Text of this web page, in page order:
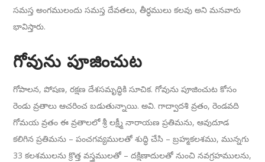
సమస్త అంగములందు సమస్త దేవతలు, తీర్ధములు కలవు అని మనవారు
భావిస్తారు.
గోవును పూజించుట
గోపాలన, పోషణ, రక్షణ దేశసమృద్ధికి సూచిక. గోవును పూజించుట కోసం
రెండు వ్రతాలు ఆచరించ బడుతున్నాయి. అవి. గాద్వాదశి వ్రతం, రెండవది
గోమయ వ్రతం ఈ వ్రతాలలో శ్రీ లక్ష్మీ నారాయణ ప్రతిమను, ఆవుదూడ
కలిగిన ప్రతిమను – పంచగవ్యములతో శుద్ధి చేసి – బ్రహ్మకలశము, మున్నగు
33 కలశములను క్రొత్త వస్త్రములతో – దక్షిణాదులతో నుంచి నవగ్రహములను,